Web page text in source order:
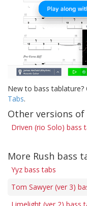
New to bass tablature?
Tabs.
Other versions of
Driven (rio Solo) bass
More Rush bass
Yyz bass tabs
Tom Sawyer (ver 3)